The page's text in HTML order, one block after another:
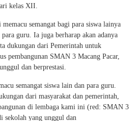
kelas XII.
semangat bagi para siswa lainya
guru. Ia juga berharap akan adanya
dukungan dari Pemerintah untuk
pembangunan SMAN 3 Macang Pacar,
dan berprestasi.
semangat siswa lain dan para guru.
dari masyarakat dan pemerintah,
di lembaga kami ini (red: SMAN 3
sekolah yang unggul dan